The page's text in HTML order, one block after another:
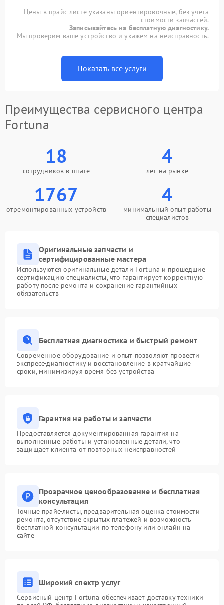
Цены в прайс-листе указаны ориентировочные, без учета
стоимости запчастей.
Записывайтесь на бесплатную диагностику.
Мы проверим ваше устройство и укажем на неисправность.
Показать все услуги
Преимущества сервисного центра
Fortuna
18
сотрудников в штате
4
лет на рынке
1767
отремонтированных устройств
4
минимальный опыт работы
специалистов
Оригинальные запчасти и
сертифицированные мастера
Используются оригинальные детали Fortuna и прошедшие
сертификацию специалисты, что гарантирует корректную
работу после ремонта и сохранение гарантийных
обязательств
Бесплатная диагностика и быстрый ремонт
Современное оборудование и опыт позволяют провести
экспресс-диагностику и восстановление в кратчайшие
сроки, минимизируя время без устройства
Гарантия на работы и запчасти
Предоставляется документированная гарантия на
выполненные работы и установленные детали, что
защищает клиента от повторных неисправностей
Прозрачное ценообразование и бесплатная
консультация
Точные прайс-листы, предварительная оценка стоимости
ремонта, отсутствие скрытых платежей и возможность
бесплатной консультации по телефону или онлайн на
сайте
Широкий спектр услуг
Сервисный центр Fortuna обеспечивает доставку техники